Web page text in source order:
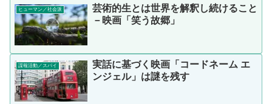
ヒューマン／社会派
芸術的生とは世界を解釈し続けること
－映画「笑う故郷」
諜報活動／スパイ
実話に基づく映画「コードネーム エ
ンジェル」は謎を残す